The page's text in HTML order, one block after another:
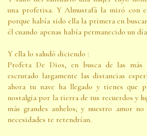
una profetisa. Y Almustafá la miró con
porque había sido ella la primera en
él cuando apenas había permanecido un
Y ella lo saludó diciendo :
Profeta De Dios, en busca de las más
escrutado largamente las distancias
ahora tu nave ha llegado y tienes que
nostalgia por la tierra de tus recuerdos y
más grandes anhelos; y nuestro amor
necesidades te retendrían.